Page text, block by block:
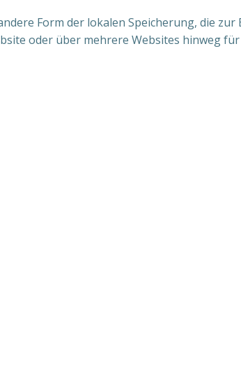
Form der lokalen Speicherung, die
oder über mehrere Websites hinweg